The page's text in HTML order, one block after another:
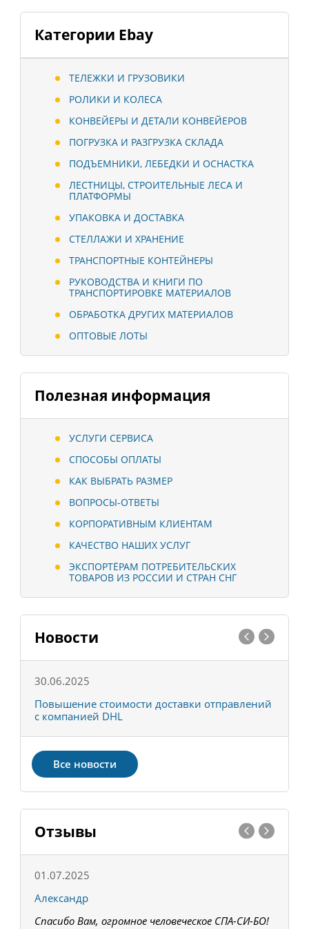
Категории Ebay
ТЕЛЕЖКИ И ГРУЗОВИКИ
РОЛИКИ И КОЛЕСА
КОНВЕЙЕРЫ И ДЕТАЛИ КОНВЕЙЕРОВ
ПОГРУЗКА И РАЗГРУЗКА СКЛАДА
ПОДЪЕМНИКИ, ЛЕБЕДКИ И ОСНАСТКА
ЛЕСТНИЦЫ, СТРОИТЕЛЬНЫЕ ЛЕСА И
ПЛАТФОРМЫ
УПАКОВКА И ДОСТАВКА
СТЕЛЛАЖИ И ХРАНЕНИЕ
ТРАНСПОРТНЫЕ КОНТЕЙНЕРЫ
РУКОВОДСТВА И КНИГИ ПО
ТРАНСПОРТИРОВКЕ МАТЕРИАЛОВ
ОБРАБОТКА ДРУГИХ МАТЕРИАЛОВ
ОПТОВЫЕ ЛОТЫ
Полезная информация
УСЛУГИ СЕРВИСА
СПОСОБЫ ОПЛАТЫ
КАК ВЫБРАТЬ РАЗМЕР
ВОПРОСЫ-ОТВЕТЫ
КОРПОРАТИВНЫМ КЛИЕНТАМ
КАЧЕСТВО НАШИХ УСЛУГ
ЭКСПОРТЁРАМ ПОТРЕБИТЕЛЬСКИХ
ТОВАРОВ ИЗ РОССИИ И СТРАН СНГ
Новости
30.06.2025
Повышение стоимости доставки отправлений
с компанией DHL
Все новости
Отзывы
01.07.2025
Александр
Спасибо Вам, огромное человеческое СПА-СИ-БО!